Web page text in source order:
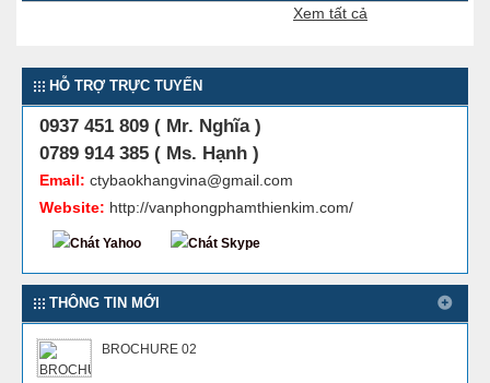
Xem tất cả
HỖ TRỢ TRỰC TUYẾN
0937 451 809 ( Mr. Nghĩa )
0789 914 385 ( Ms. Hạnh )
Email: ctybaokhangvina@gmail.com
Website: http://vanphongphamthienkim.com/
THÔNG TIN MỚI
BROCHURE 02